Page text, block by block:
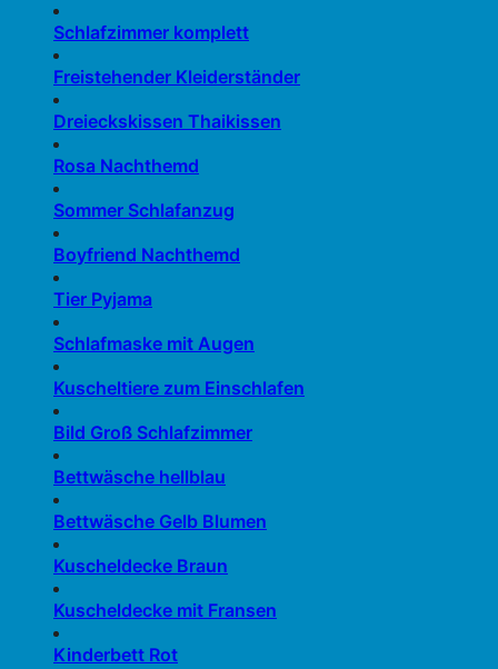
Schlafzimmer komplett
Freistehender Kleiderständer
Dreieckskissen Thaikissen
Rosa Nachthemd
Sommer Schlafanzug
Boyfriend Nachthemd
Tier Pyjama
Schlafmaske mit Augen
Kuscheltiere zum Einschlafen
Bild Groß Schlafzimmer
Bettwäsche hellblau
Bettwäsche Gelb Blumen
Kuscheldecke Braun
Kuscheldecke mit Fransen
Kinderbett Rot